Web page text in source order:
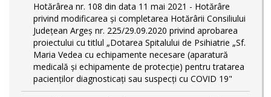
Hotărârea nr. 108 din data 11 mai 2021 - Hotărâre
privind modificarea și completarea Hotărârii Consiliului
Județean Argeș nr. 225/29.09.2020 privind aprobarea
proiectului cu titlul „Dotarea Spitalului de Psihiatrie „Sf.
Maria Vedea cu echipamente necesare (aparatură
medicală și echipamente de protecție) pentru tratarea
pacienților diagnosticați sau suspecți cu COVID 19"